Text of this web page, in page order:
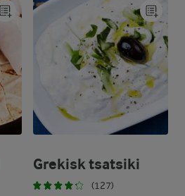
Grekisk tsatsiki
(127)